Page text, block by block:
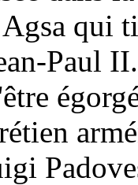
Agsa qui
Paul